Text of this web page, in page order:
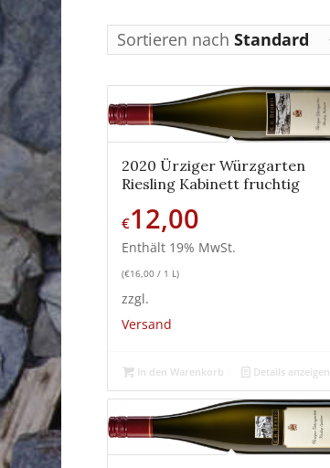
Sortieren nachStandard
2020 Ürziger Würzgarten
Riesling Kabinett fruchtig
€12,00
Enthält 19% MwSt.
(€16,00 / 1 L)
zzgl.
Versand
In den Warenkorb Details anzeigen